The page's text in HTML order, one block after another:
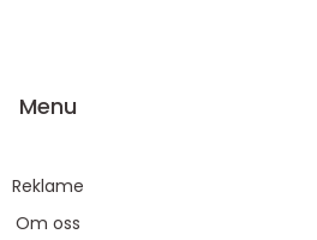
Menu
Reklame
Om oss